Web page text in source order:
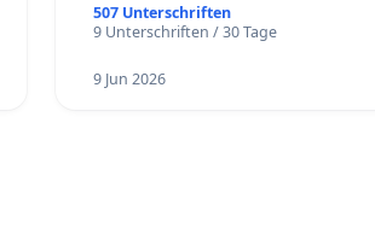
507 Unterschriften
9 Unterschriften / 30 Tage
9 Jun 2026